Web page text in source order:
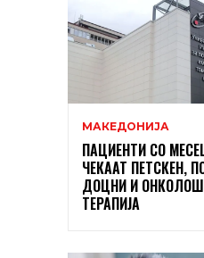
МАКЕДОНИЈА
ПАЦИЕНТИ СО
ЧЕКААТ ПЕТСКЕН,
ДОЦНИ И
ТЕРАПИЈА